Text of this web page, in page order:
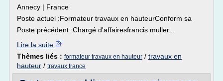
Annecy | France
Poste actuel :Formateur travaux en hauteurConform sa
Poste précédent :Chargé d'affairesfrancis muller...
Lire la suite
Thèmes liés : formateur travaux en hauteur / travaux en
hauteur / travaux france